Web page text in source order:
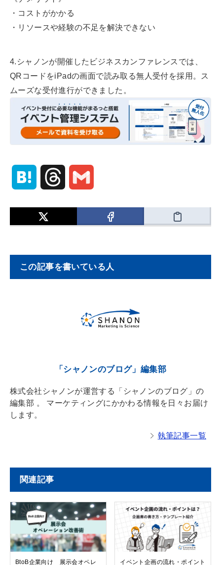
・コストがかかる
・リソースや経験の不足を解決できない
4.シャノンが開催したビジネスカンファレンスでは、
QRコードをiPadの画面で読み取る無人受付を採用。ス
ムーズな受付進行ができました。
t r a
この記事を書いている人
「シャノンのブログ」編集部
株式会社シャノンが運営する「シャノンのブログ」の
編集部 。 マーケティングにかかわる情報を日々お届け
します。
執筆記事一覧
関連記事
BtoB企業向け 展示会オペレ
イベント企画の流れ・ポイント